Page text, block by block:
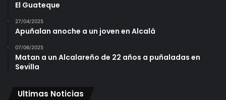
El Guateque
27/04/2025
Apuñalan anoche a un joven en Alcalá
07/06/2025
Matan a un Alcalareño de 22 años a puñaladas en
Sevilla
Ultimas Noticias